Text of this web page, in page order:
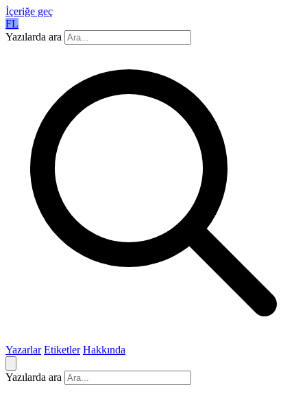
İçeriğe geç
FL
Yazılarda ara
Yazarlar Etiketler Hakkında
Yazılarda ara